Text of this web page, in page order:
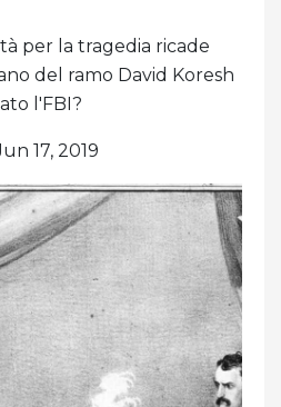
per la tragedia ricade
del ramo David Koresh
l'FBI?
17, 2019